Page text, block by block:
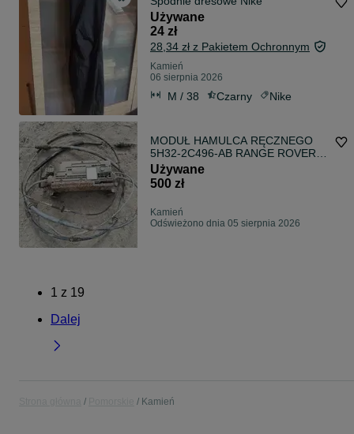
Używane
24 zł
28,34 zł z Pakietem Ochronnym
Kamień
06 sierpnia 2026
M / 38 Czarny Nike
MODUŁ HAMULCA RĘCZNEGO
5H32-2C496-AB RANGE ROVER
SPORT L320 (05-13)
Używane
500 zł
Kamień
Odświeżono dnia 05 sierpnia 2026
1 z 19
Dalej
Kamień